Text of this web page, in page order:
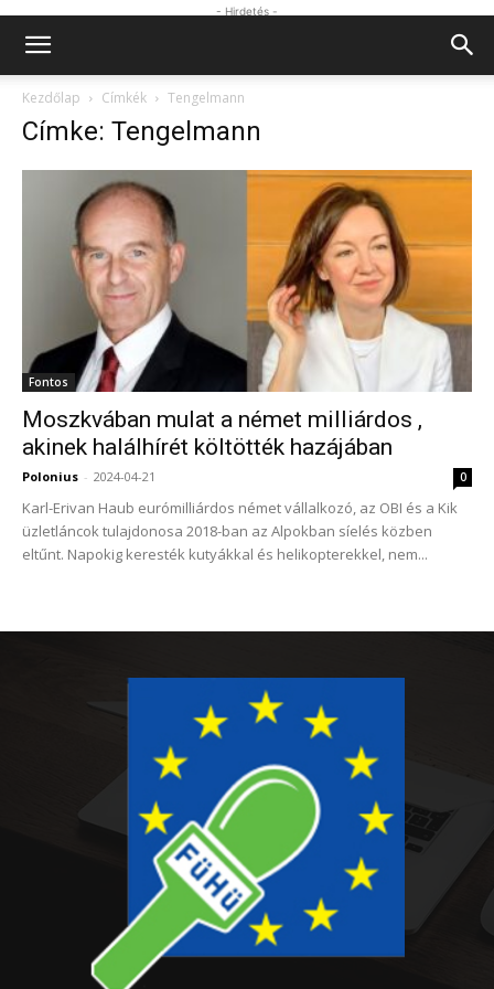
- Hirdetés -
Kezdőlap Címkék Tengelmann
Címke: Tengelmann
Fontos
Moszkvában mulat a német milliárdos ,
akinek halálhírét költötték hazájában
Polonius - 2024-04-21 0
Karl-Erivan Haub eurómilliárdos német vállalkozó, az OBI és a Kik
üzletláncok tulajdonosa 2018-ban az Alpokban síelés közben
eltűnt. Napokig keresték kutyákkal és helikopterekkel, nem...